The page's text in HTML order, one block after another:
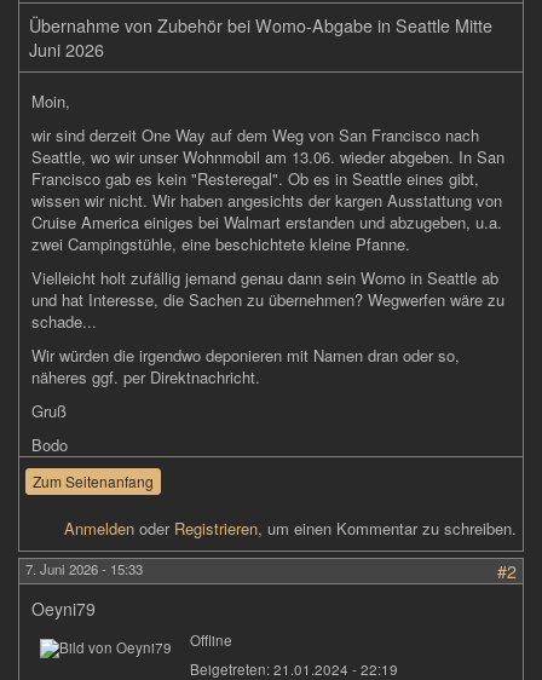
Übernahme von Zubehör bei Womo-Abgabe in Seattle Mitte
Juni 2026
Moin,
wir sind derzeit One Way auf dem Weg von San Francisco nach
Seattle, wo wir unser Wohnmobil am 13.06. wieder abgeben. In San
Francisco gab es kein "Resteregal". Ob es in Seattle eines gibt,
wissen wir nicht. Wir haben angesichts der kargen Ausstattung von
Cruise America einiges bei Walmart erstanden und abzugeben, u.a.
zwei Campingstühle, eine beschichtete kleine Pfanne.
Vielleicht holt zufällig jemand genau dann sein Womo in Seattle ab
und hat Interesse, die Sachen zu übernehmen? Wegwerfen wäre zu
schade...
Wir würden die irgendwo deponieren mit Namen dran oder so,
näheres ggf. per Direktnachricht.
Gruß
Bodo
Zum Seitenanfang
Anmelden oder Registrieren, um einen Kommentar zu schreiben.
7. Juni 2026 - 15:33
#2
Oeyni79
Offline
Beigetreten:21.01.2024 - 22:19